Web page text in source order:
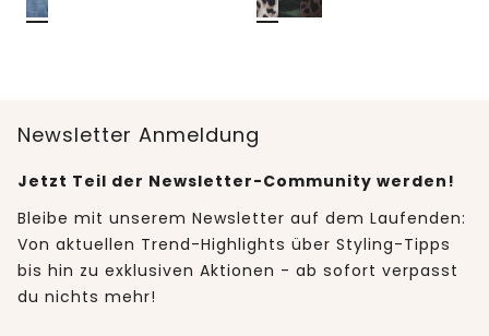
Newsletter Anmeldung
Jetzt Teil der Newsletter-Community werden!
Bleibe mit unserem Newsletter auf dem Laufenden:
Von aktuellen Trend-Highlights über Styling-Tipps
bis hin zu exklusiven Aktionen - ab sofort verpasst
du nichts mehr!